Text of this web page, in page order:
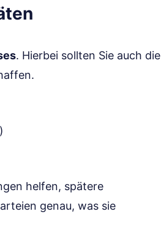
. Hierbei sollten Sie auch die
helfen, spätere
genau, was sie